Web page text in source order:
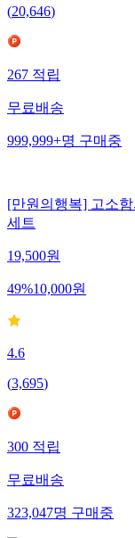
(20,646)
267 적립
무료배송
999,999+명 구매중
[만원의행복] 고소
세트
19,500원
49%10,000원
4.6
(3,695)
300적립
무료배송
323,047명구매중